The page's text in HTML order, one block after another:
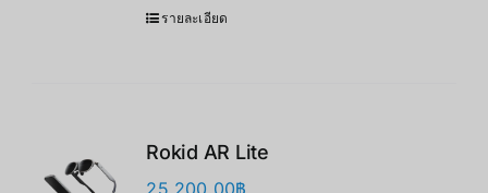
รายละเอียด
Rokid AR Lite
25,200.00฿